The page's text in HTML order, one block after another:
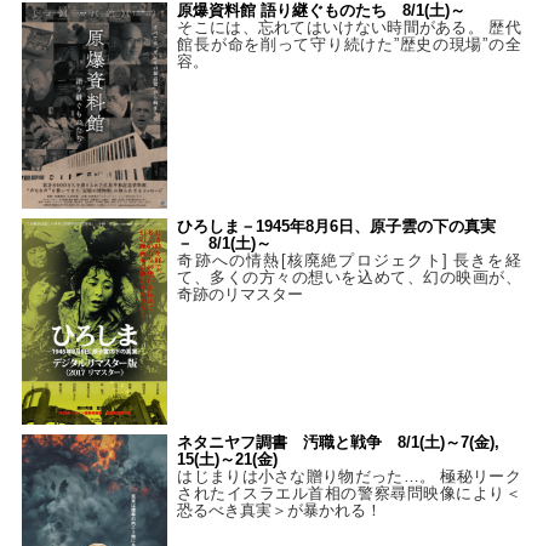
原爆資料館 語り継ぐものたち 8/1(土)～
そこには、忘れてはいけない時間がある。 歴代
館長が命を削って守り続けた”歴史の現場”の全
容。
ひろしま－1945年8月6日、原子雲の下の真実
－ 8/1(土)～
奇跡への情熱[核廃絶プロジェクト] 長きを経
て、多くの方々の想いを込めて、幻の映画が、
奇跡のリマスター
ネタニヤフ調書 汚職と戦争 8/1(土)～7(金),
15(土)～21(金)
はじまりは小さな贈り物だった…。 極秘リーク
されたイスラエル首相の警察尋問映像により＜
恐るべき真実＞が暴かれる！